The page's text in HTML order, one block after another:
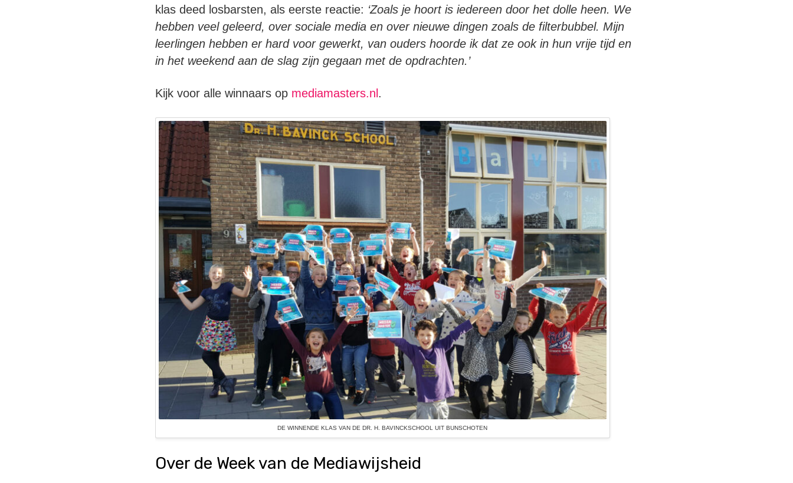
klas deed losbarsten, als eerste reactie: ‘Zoals je hoort is iedereen door het dolle heen. We
hebben veel geleerd, over sociale media en over nieuwe dingen zoals de filterbubbel. Mijn
leerlingen hebben er hard voor gewerkt, van ouders hoorde ik dat ze ook in hun vrije tijd en
in het weekend aan de slag zijn gegaan met de opdrachten.’
Kijk voor alle winnaars op mediamasters.nl .
DE WINNENDE KLAS VAN DE DR. H. BAVINCKSCHOOL UIT BUNSCHOTEN
Over de Week van de Mediawijsheid